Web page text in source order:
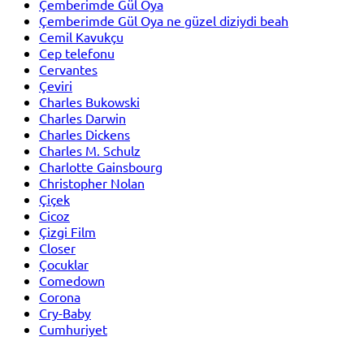
Çemberimde Gül Oya
Çemberimde Gül Oya ne güzel diziydi beah
Cemil Kavukçu
Cep telefonu
Cervantes
Çeviri
Charles Bukowski
Charles Darwin
Charles Dickens
Charles M. Schulz
Charlotte Gainsbourg
Christopher Nolan
Çiçek
Cicoz
Çizgi Film
Closer
Çocuklar
Comedown
Corona
Cry-Baby
Cumhuriyet